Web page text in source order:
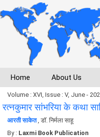
Home About Us
Volume : XVI, Issue : V, June -
रत्नकुमार सांभरिया के कथा
आरती साकेत, डाॅ. निर्मला साहू
By : Laxmi Book Publication